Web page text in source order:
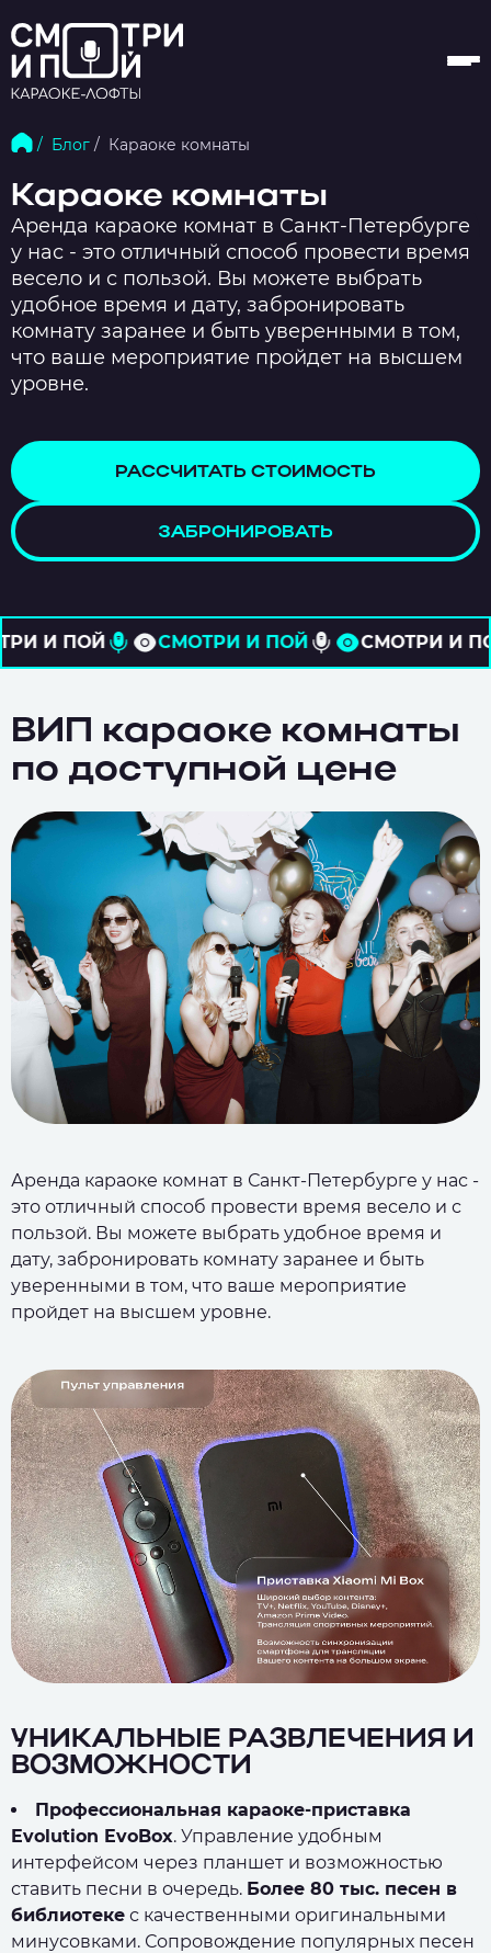
/ Блог / Караоке комнаты
Караоке комнаты
Аренда караоке комнат в Санкт-Петербурге
у нас - это отличный способ провести время
весело и с пользой. Вы можете выбрать
удобное время и дату, забронировать
комнату заранее и быть уверенными в том,
что ваше мероприятие пройдет на высшем
уровне.
РАССЧИТАТЬ СТОИМОСТЬ
ЗАБРОНИРОВАТЬ
И ПОЙ СМОТРИ И ПОЙ СМОТРИ
ВИП караоке комнаты
по доступной цене
Аренда караоке комнат в Санкт-Петербурге у нас -
это отличный способ провести время весело и с
пользой. Вы можете выбрать удобное время и
дату, забронировать комнату заранее и быть
уверенными в том, что ваше мероприятие
пройдет на высшем уровне.
УНИКАЛЬНЫЕ РАЗВЛЕЧЕНИЯ И
ВОЗМОЖНОСТИ
Профессиональная караоке-приставка
Evolution EvoBox. Управление удобным
интерфейсом через планшет и возможностью
ставить песни в очередь. Более 80 тыс. песен в
библиотеке с качественными оригинальными
минусовками. Сопровождение популярных песен